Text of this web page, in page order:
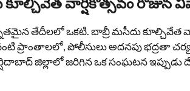
తేదీలలో ఒకటి. బాబ్రీ మసీదు కూల్చివేత
ప్రాంతాలలో, పోలీసులు అదనపు భద్రతా
జిల్లాలో జరిగిన ఒక సంఘటన ఇప్పుడు